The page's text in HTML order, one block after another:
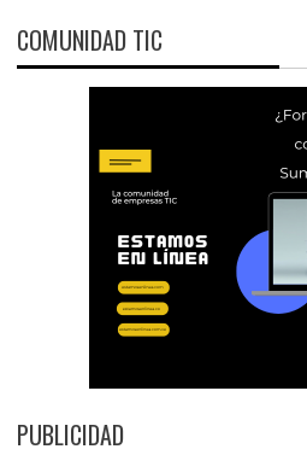
COMUNIDAD TIC
PUBLICIDAD